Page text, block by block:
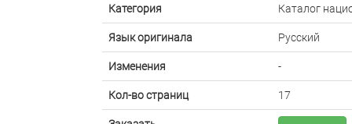
Категория Каталог
Язык оригинала Русский
Изменения -
Кол-во страниц 17